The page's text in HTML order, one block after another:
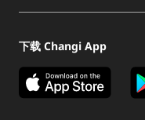
下载 Changi App